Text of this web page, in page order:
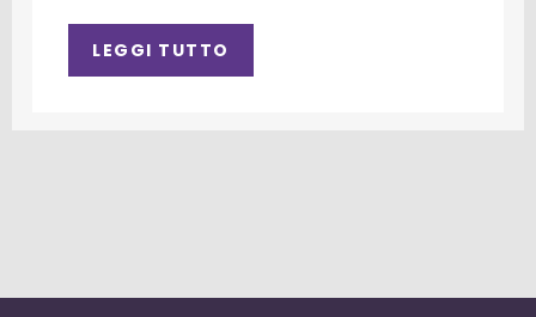
LEGGI TUTTO